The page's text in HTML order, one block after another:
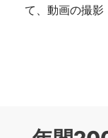
て、動画の撮影